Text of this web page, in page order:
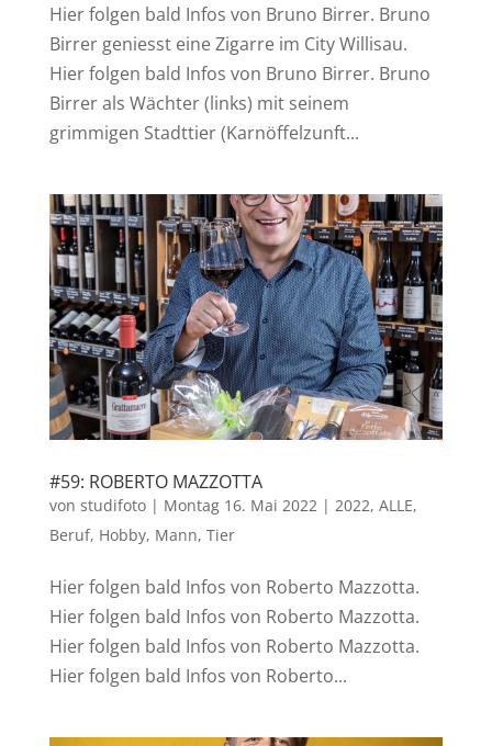
Hier folgen bald Infos von Bruno Birrer. Bruno
Birrer geniesst eine Zigarre im City Willisau.
Hier folgen bald Infos von Bruno Birrer. Bruno
Birrer als Wächter (links) mit seinem
grimmigen Stadttier (Karnöffelzunft...
#59: ROBERTO MAZZOTTA
von studifoto| Montag 16. Mai 2022| 2022, ALLE,
Beruf, Hobby, Mann, Tier
Hier folgen bald Infos von Roberto Mazzotta.
Hier folgen bald Infos von Roberto Mazzotta.
Hier folgen bald Infos von Roberto Mazzotta.
Hier folgen bald Infos von Roberto...